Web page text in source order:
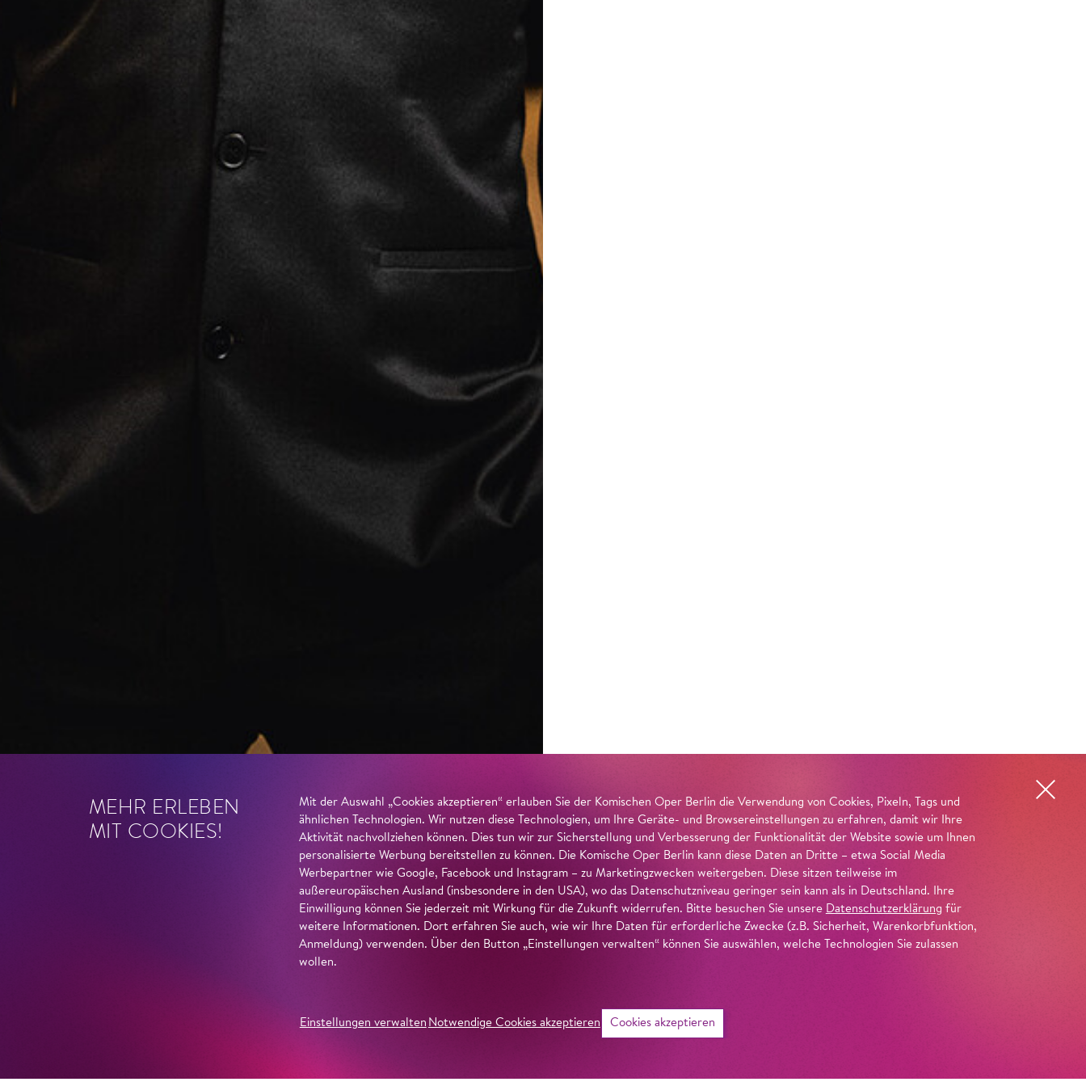
MEHR ERLEBEN
MIT COOKIES!
Mit der Auswahl „Cookies akzeptieren“ erlauben Sie der Komischen Oper Berlin die Verwendung von Cookies, Pixeln, Tags und
ähnlichen Technologien. Wir nutzen diese Technologien, um Ihre Geräte- und Browsereinstellungen zu erfahren, damit wir Ihre
Aktivität nachvollziehen können. Dies tun wir zur Sicherstellung und Verbesserung der Funktionalität der Website sowie um Ihnen
personalisierte Werbung bereitstellen zu können. Die Komische Oper Berlin kann diese Daten an Dritte – etwa Social Media
Werbepartner wie Google, Facebook und Instagram – zu Marketingzwecken weitergeben. Diese sitzen teilweise im
außereuropäischen Ausland (insbesondere in den USA), wo das Datenschutzniveau geringer sein kann als in Deutschland. Ihre
Einwilligung können Sie jederzeit mit Wirkung für die Zukunft widerrufen. Bitte besuchen Sie unsere Datenschutzerklärung für
weitere Informationen. Dort erfahren Sie auch, wie wir Ihre Daten für erforderliche Zwecke (z.B. Sicherheit, Warenkorbfunktion,
Anmeldung) verwenden. Über den Button „Einstellungen verwalten“ können Sie auswählen, welche Technologien Sie zulassen
wollen.
Einstellungen verwalten Notwendige Cookies akzeptieren Cookies akzeptieren